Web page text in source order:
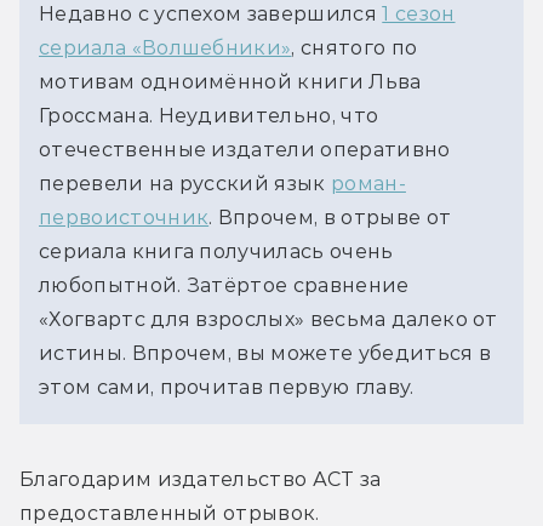
Недавно с успехом завершился1 сезон
сериала «Волшебники», снятого по
мотивам одноимённой книги Льва
Гроссмана. Неудивительно, что
отечественные издатели оперативно
перевели на русский язык роман-
первоисточник. Впрочем, в отрыве от
сериала книга получилась очень
любопытной. Затёртое сравнение
«Хогвартс для взрослых» весьма далеко от
истины. Впрочем, вы можете убедиться в
этом сами, прочитав первую главу.
Благодарим издательство АСТ за
предоставленный отрывок.